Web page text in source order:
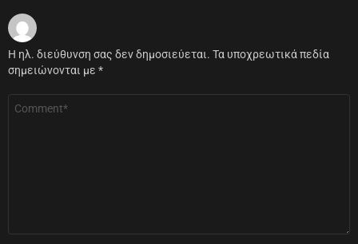
Η ηλ. διεύθυνση σας δεν δημοσιεύεται. Τα υποχρεωτικά πεδία
σημειώνονται με *
Σχόλιο